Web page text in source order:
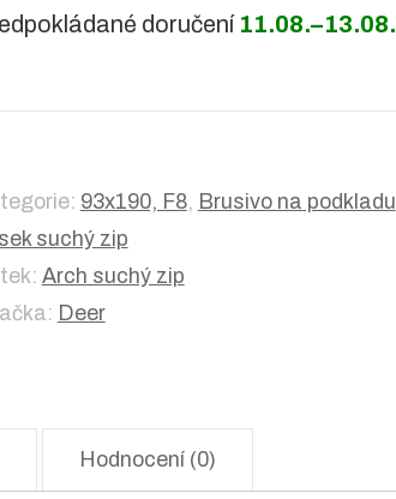
doručení 11.08.–13.08.
93x190, F8, Brusivo na podkladu
suchý zip
Arch suchý zip
Deer
Hodnocení (0)